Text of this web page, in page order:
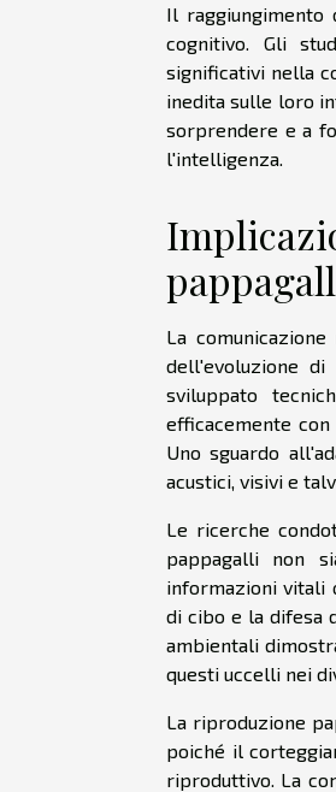
Il raggiungimento
cognitivo. Gli
significativi nella
inedita sulle loro
sorprendere e a
l'intelligenza.
La
dell'evoluzione
sviluppato
efficacemente
Uno sguardo
acustici, visivi e
Le ricerche
pappagalli non
informazioni vitali
di cibo e la difesa
ambientali
questi uccelli nei
La riproduzione
poiché il
riproduttivo. La